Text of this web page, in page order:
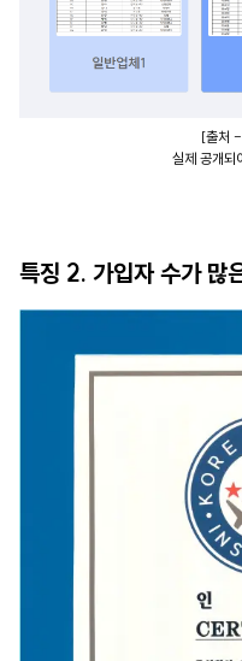
[출처 -
실제 공개되
특징 2. 가입자 수가 많